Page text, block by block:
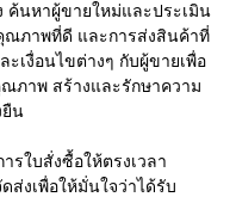
ค้นหาผู้ขายใหม่และประเมิน
ณภาพที่ดี และการส่งสินค้าที่
ะเงื่อนไขต่างๆ กับผู้ขายเพื่อ
ภาพ สร้างและรักษาความ
ยืน
รใบสั่งซื้อให้ตรงเวลา
ส่งเพื่อให้มั่นใจว่าได้รับ